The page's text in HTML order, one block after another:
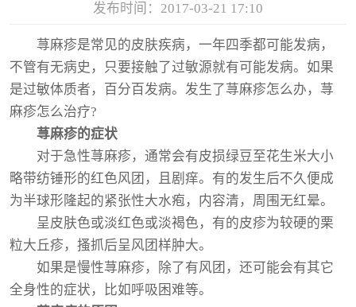
发布时间：2017-03-21 17:10
荨麻疹是常见的皮肤疾病，一年四季都可能发病，
不管有无病史，只要接触了过敏源就有可能发病。如果
是过敏体质者，百分百发病。发生了荨麻疹怎么办，荨
麻疹怎么治疗?
荨麻疹的症状
对于急性荨麻疹，通常会有皮损绿豆至花生米大小
略带纺锤形的红色风团，且剧痒。有的发生后不久便成
为半球形隆起的紧张性大水疱，内容清，周围无红晕。
呈皮肤色或淡红色或淡褐色，有的皮疹为较硬的栗
粒大丘疹，搔抓后呈风团样肿大。
如果是慢性荨麻疹，除了有风团，还可能会有其它
全身性的症状，比如呼吸困难等。